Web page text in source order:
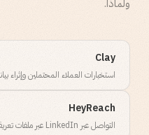
ولماذا.
Clay
استخبارات العملاء المحتملين وإثراء
HeyReach
التواصل عبر LinkedIn عبر ملفات تعريف متعددة